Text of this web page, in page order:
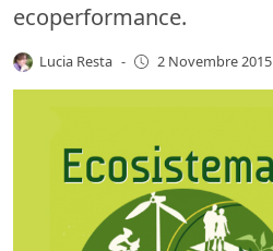
ecoperformance.
Lucia Resta - 2 Novembre 2015